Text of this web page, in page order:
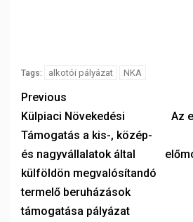
Tags: alkotói pályázat NKA
Previous
Külpiaci Növekedési
Támogatás a kis-, közép-
és nagyvállalatok által
külföldön megvalósítandó
termelő beruházások
támogatása pályázat
Az